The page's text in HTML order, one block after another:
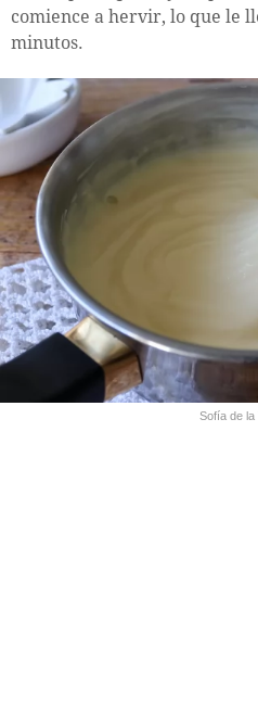
comience a hervir, lo que le
minutos.
Sofía de la